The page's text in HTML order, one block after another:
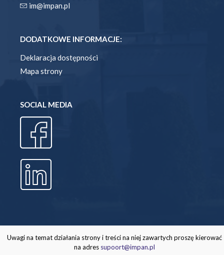
im@impan.pl
DODATKOWE INFORMACJE:
Deklaracja dostępności
Mapa strony
SOCIAL MEDIA
Uwagi na temat działania strony i treści na niej zawartych proszę kierować
na adres supoort@impan.pl